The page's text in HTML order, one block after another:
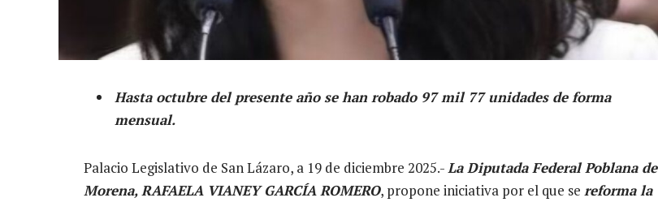
Hasta octubre del presente año se han robado 97 mil 77 unidades de forma
mensual.
Palacio Legislativo de San Lázaro, a 19 de diciembre 2025.- La Diputada Federal Poblana de
Morena, RAFAELA VIANEY GARCÍA ROMERO, propone iniciativa por el que se reforma la